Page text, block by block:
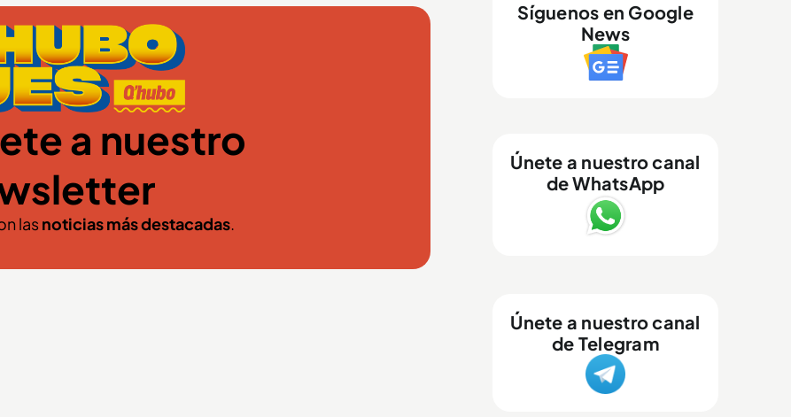
a nuestro
lasnoticias más destacadas.
Síguenos en Google
News
Únete a nuestro canal
de WhatsApp
Únete a nuestro canal
de Telegram